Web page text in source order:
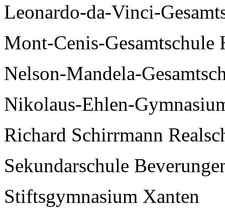
Leonardo-da-Vinci-
Mont-Cenis-Gesamtschule
Nelson-Mandela-
Nikolaus-Ehlen-
Richard Schirrmann
Sekundarschule
Stiftsgymnasium Xanten